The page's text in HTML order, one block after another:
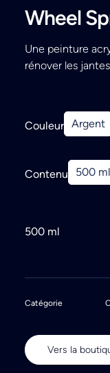
Wheel
Une peinture
rénover les
Couleur Argent
Contenu 500 ml
500 ml
Catégorie
Vers la